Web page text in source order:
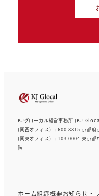
KJグローカル経営事務所 (KJ
(関西オフィス) 〒600-8815 京都府
(関東オフィス) 〒103-0004 東京都
階
ホーム組織概要お知らせ・